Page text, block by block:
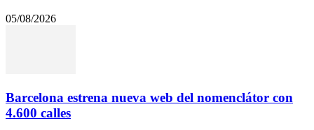
05/08/2026
Barcelona estrena nueva web del nomenclátor con
4.600 calles